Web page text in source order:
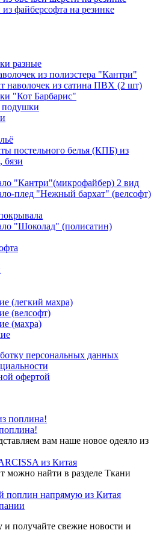
файберсофта на резинке
разные
из полиэстера "Кантри"
наволочек из сатина ПВХ (2 шт)
"Кот Барбарис"
подушки
постельного белья (КПБ) из
бязи
"Кантри"(микрофайбер) 2 вид
плед "Нежный бархат" (велсофт)
"Шоколад" (полисатин)
(легкий махра)
(велсофт)
(махра)
персональных данных
офертой
вам наше новое одеяло из
из Китая
можно найти в разделе Ткани
поплин напрямую из Китая
получайте свежие новости и